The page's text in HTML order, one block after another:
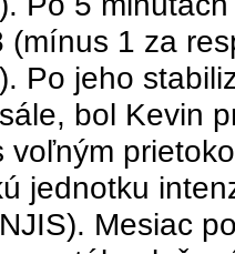
(mínus 1 za
Po jeho
bol Kevin
voľným
jednotku
Mesiac